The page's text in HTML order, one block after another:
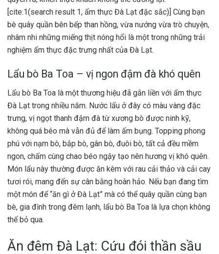
[cite:1(search result 1, ẩm thực Đà Lạt đặc sắc)] Cùng bạn
bè quây quần bên bếp than hồng, vừa nướng vừa trò chuyện,
nhâm nhi những miếng thịt nóng hổi là một trong những trải
nghiệm ẩm thực đặc trưng nhất của Đà Lạt.
Lẩu bò Ba Toa – vị ngon đậm đà khó quên
Lẩu bò Ba Toa là một thương hiệu đã gắn liền với ẩm thực
Đà Lạt trong nhiều năm. Nước lẩu ở đây có màu vàng đặc
trưng, vị ngọt thanh đậm đà từ xương bò được ninh kỹ,
không quá béo mà vẫn đủ để làm ấm bụng. Topping phong
phú với nạm bò, bắp bò, gân bò, đuôi bò, tất cả đều mềm
ngon, chấm cùng chao béo ngậy tạo nên hương vị khó quên.
Món lẩu này thường được ăn kèm với rau cải thảo và cải cay
tươi rói, mang đến sự cân bằng hoàn hảo. Nếu bạn đang tìm
một món để “ăn gì ở Đà Lạt” mà có thể quây quần cùng bạn
bè, gia đình trong đêm lạnh, lẩu bò Ba Toa là lựa chọn không
thể bỏ qua.
Ăn đêm Đà Lạt: Cứu đói thần sầu